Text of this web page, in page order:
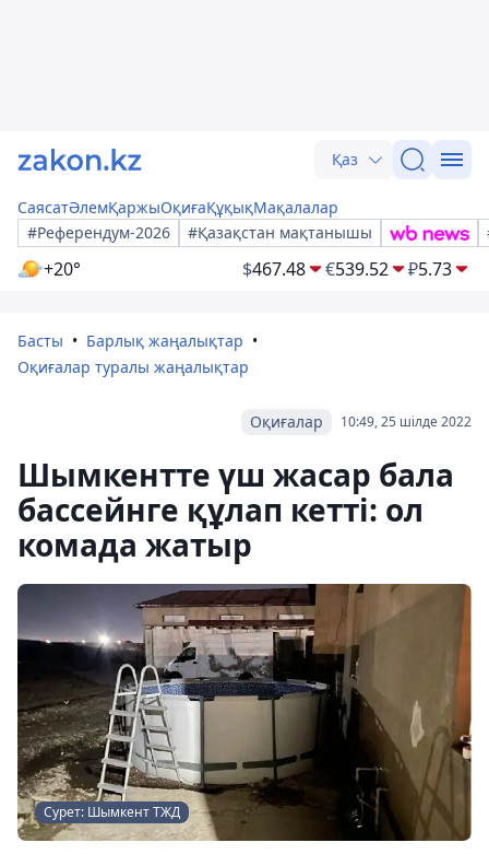
Қаз
СаясатӘлемҚаржыОқиғаҚұқықМақалалар
#Референдум-2026
#Қазақстан мақтанышы
+20° $467.48 €539.52 ₽5.73
Басты
Барлық жаңалықтар
Оқиғалар туралы жаңалықтар
10:49, 25 шілде 2022
Оқиғалар
Шымкентте үш жасар бала
бассейнге құлап кетті: ол
комада жатыр
Сурет: Шымкент ТЖД